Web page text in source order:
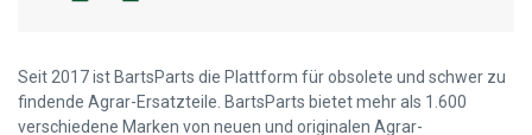
Seit 2017 ist BartsParts die Plattform für obsolete und schwer zu
findende Agrar-Ersatzteile. BartsParts bietet mehr als 1.600
verschiedene Marken von neuen und originalen Agrar-